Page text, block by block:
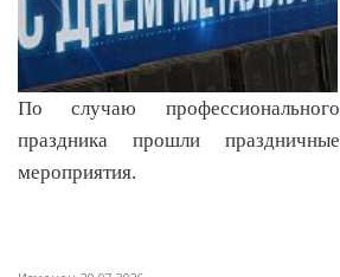
По случаю профессионального
праздника прошли праздничные
мероприятия.